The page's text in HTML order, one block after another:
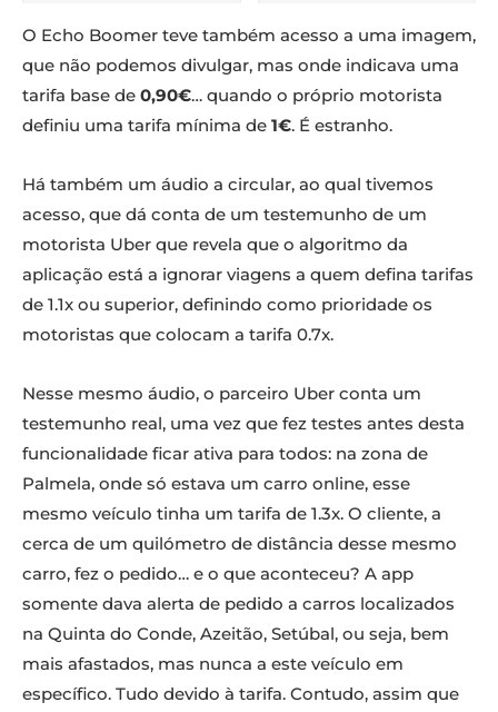
O Echo Boomer teve também acesso a uma imagem,
que não podemos divulgar, mas onde indicava uma
tarifa base de 0,90€… quando o próprio motorista
definiu uma tarifa mínima de 1€. É estranho.
Há também um áudio a circular, ao qual tivemos
acesso, que dá conta de um testemunho de um
motorista Uber que revela que o algoritmo da
aplicação está a ignorar viagens a quem defina tarifas
de 1.1x ou superior, definindo como prioridade os
motoristas que colocam a tarifa 0.7x.
Nesse mesmo áudio, o parceiro Uber conta um
testemunho real, uma vez que fez testes antes desta
funcionalidade ficar ativa para todos: na zona de
Palmela, onde só estava um carro online, esse
mesmo veículo tinha um tarifa de 1.3x. O cliente, a
cerca de um quilómetro de distância desse mesmo
carro, fez o pedido… e o que aconteceu? A app
somente dava alerta de pedido a carros localizados
na Quinta do Conde, Azeitão, Setúbal, ou seja, bem
mais afastados, mas nunca a este veículo em
específico. Tudo devido à tarifa. Contudo, assim que